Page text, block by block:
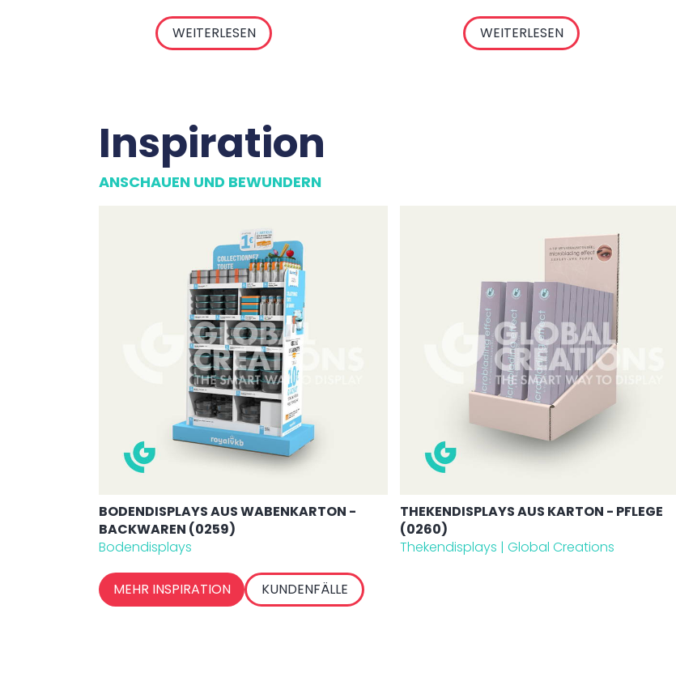
WEITERLESEN WEITERLESEN
Inspiration
ANSCHAUEN UND BEWUNDERN
BODENDISPLAYS AUS WABENKARTON -
BACKWAREN (0259)
Bodendisplays
THEKENDISPLAYS AUS KARTON - PFLEGE
(0260)
Thekendisplays | Global Creations
MEHR INSPIRATION KUNDENFÄLLE